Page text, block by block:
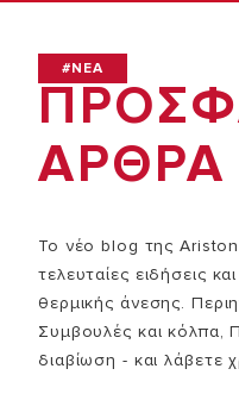
#NEA
ΑΡΘΡΑ
Το νέο blog της Ariston
τελευταίες ειδήσεις
θερμικής άνεσης.
Συμβουλές και κόλπα,
διαβίωση - και λάβετε